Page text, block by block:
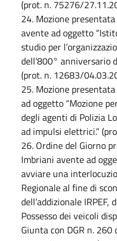
(prot. n. 75276/
24. Mozione
avente ad oggetto
studio per
dell’800° anniversario
(prot. n. 12683/
25. Mozione
ad oggetto “Mozione
degli agenti di Polizia
ad impulsi elettrici.”
26. Ordine del Giorno
Imbriani avente ad
avviare una
Regionale al fine di
dell’addizionale IRPEF,
Possesso dei veicoli
Giunta con DGR n. 260